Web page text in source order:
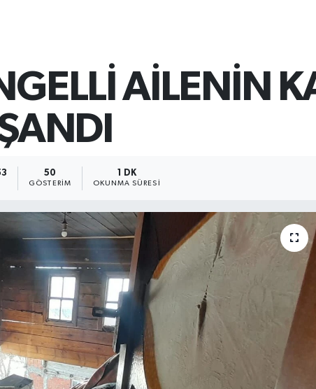
AİLENİN
50
GÖSTERIM
1 DK
OKUNMA SÜRESI